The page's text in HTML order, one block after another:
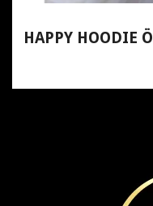
HAPPY HOODIE